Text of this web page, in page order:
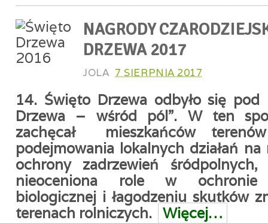
NAGRODY
DRZEWA 2017
JOLA 7 SIERPNIA 2017
14. Święto Drzewa odbyło się pod
Drzewa – wśród pól”. W ten
zachęcał mieszkańców
podejmowania lokalnych działań na
ochrony zadrzewień śródpolnych,
nieoceniona role w ochronie
biologicznej i łagodzeniu skutków
terenach rolniczych. Więcej…